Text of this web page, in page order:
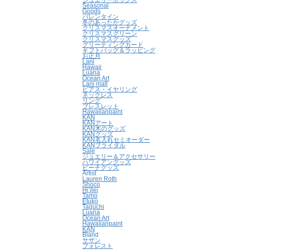
Seasonal
Goods
バレンタイン
冬のあったかグッズ
クリスマスオーナメント
クリスマスグリーン
クリスマスグッズ
グリーティングカード
ギフトバッグ＆ラッピング
お正月
Lani
Hawaii
Luana
Ocean Art
Lani mall
ピアス・イヤリング
ネックレス
リング
ブレスレット
Hawaiianpaint
KAN
KANアート
KAN木のグッズ
KANグッズ
KAN名入れセミオーダー
KANブライダル
Sale
ジュエリー＆アクセサリー
ハワイアングッズ
ビーチグッズ
Artist
Lauren Roth
Shoco
Hi’ilei
Tamo
Etuko
Taguchi
Luana
Ocean Art
Hawaiianpaint
KAN
Bland
サザン
フォレスト